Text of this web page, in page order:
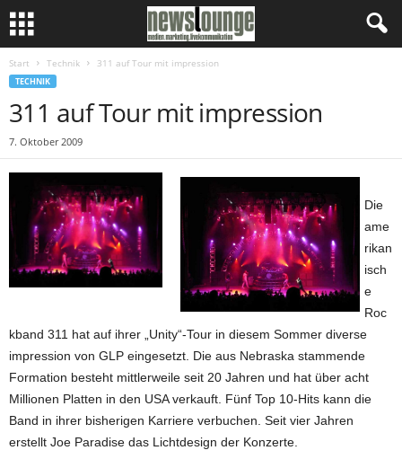
Start Technik 311 auf Tour mit impression
TECHNIK
311 auf Tour mit impression
7. Oktober 2009
Die
ame
rikan
isch
e
Roc
kband 311 hat auf ihrer „Unity“-Tour in diesem Sommer diverse
impression von GLP eingesetzt. Die aus Nebraska stammende
Formation besteht mittlerweile seit 20 Jahren und hat über acht
Millionen Platten in den USA verkauft. Fünf Top 10-Hits kann die
Band in ihrer bisherigen Karriere verbuchen. Seit vier Jahren
erstellt Joe Paradise das Lichtdesign der Konzerte.